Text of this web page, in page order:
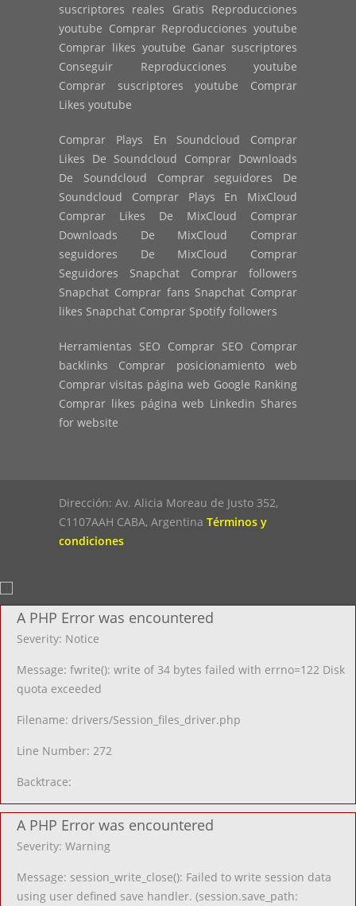
suscriptores reales Gratis Reproducciones
youtube Comprar Reproducciones youtube
Comprar likes youtube Ganar suscriptores
Conseguir Reproducciones youtube
Comprar suscriptores youtube Comprar
Likes youtube
Comprar Plays En Soundcloud Comprar
Likes De Soundcloud Comprar Downloads
De Soundcloud Comprar seguidores De
Soundcloud Comprar Plays En MixCloud
Comprar Likes De MixCloud Comprar
Downloads De MixCloud Comprar
seguidores De MixCloud Comprar
Seguidores Snapchat Comprar followers
Snapchat Comprar fans Snapchat Comprar
likes Snapchat Comprar Spotify followers
Herramientas SEO Comprar SEO Comprar
backlinks Comprar posicionamiento web
Comprar visitas página web Google Ranking
Comprar likes página web Linkedin Shares
for website
Dirección: Av. Alicia Moreau de Justo 352,
C1107AAH CABA, Argentina Términos y
condiciones
A PHP Error was encountered
Severity: Notice
Message: fwrite(): write of 34 bytes failed with errno=122 Disk
quota exceeded
Filename: drivers/Session_files_driver.php
Line Number: 272
Backtrace:
A PHP Error was encountered
Severity: Warning
Message: session_write_close(): Failed to write session data
using user defined save handler. (session.save_path: